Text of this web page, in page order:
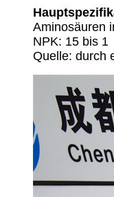
Aminosäuren
NPK: 15 bis 1
Quelle: durch